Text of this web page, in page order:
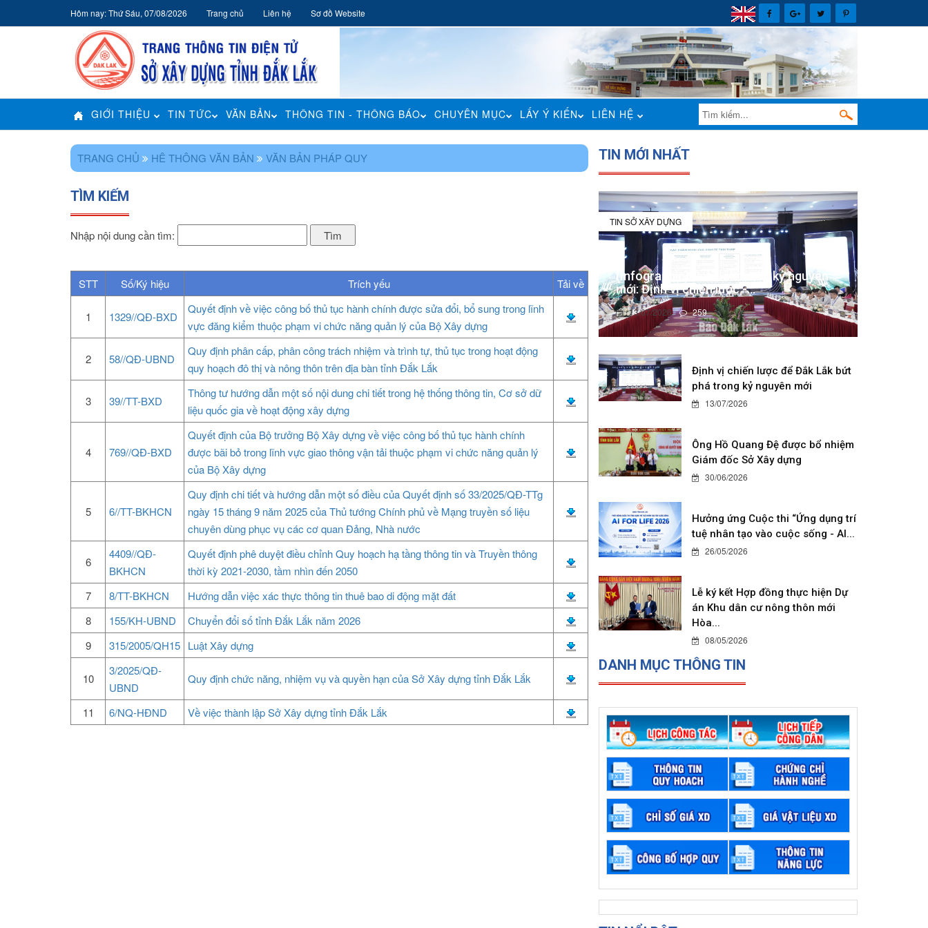
Hôm nay: Thứ Sáu, 07/08/2026 Trang chủ Liên hệ Sơ đồ Website
GIỚI THIỆU TIN TỨC VĂN BẢN THÔNG TIN - THÔNG BÁO CHUYÊN MỤC LẤY Ý KIẾN LIÊN HỆ
TRANG CHỦ HÊ THÔNG VĂN BẢN VĂN BẢN PHÁP QUY
TÌM KIẾM
Nhập nội dung cần tìm:
STT Số/Ký hiệu Trích yếu Tải về
1 1329//QĐ-BXD
Quyết định về việc công bố thủ tục hành chính được sửa đổi, bổ sung trong lĩnh
vực đăng kiểm thuộc phạm vi chức năng quản lý của Bộ Xây dựng
2 58//QĐ-UBND
Quy định phân cấp, phân công trách nhiệm và trình tự, thủ tục trong hoạt động
quy hoạch đô thị và nông thôn trên địa bàn tỉnh Đắk Lắk
3 39//TT-BXD
Thông tư hướng dẫn một số nội dung chi tiết trong hệ thống thông tin, Cơ sở dữ
liệu quốc gia về hoạt động xây dựng
4 769//QĐ-BXD
Quyết định của Bộ trưởng Bộ Xây dựng về việc công bố thủ tục hành chính
được bãi bỏ trong lĩnh vực giao thông vận tải thuộc phạm vi chức năng quản lý
của Bộ Xây dựng
5 6//TT-BKHCN
Quy định chi tiết và hướng dẫn một số điều của Quyết định số 33/2025/QĐ-TTg
ngày 15 tháng 9 năm 2025 của Thủ tướng Chính phủ về Mạng truyền số liệu
chuyên dùng phục vụ các cơ quan Đảng, Nhà nước
6
4409//QĐ-
BKHCN
Quyết định phê duyệt điều chỉnh Quy hoạch hạ tầng thông tin và Truyền thông
thời kỳ 2021-2030, tầm nhìn đến 2050
7
8/TT-BKHCN
Hướng dẫn việc xác thực thông tin thuê bao di động mặt đất
8
155/KH-UBND
Chuyển đổi số tỉnh Đắk Lắk năm 2026
9
315/2005/QH15 Luật Xây dựng
10
3/2025/QĐ-
UBND
Quy định chức năng, nhiệm vụ và quyền hạn của Sở Xây dựng tỉnh Đắk Lắk
11 6/NQ-HĐND Về việc thành lập Sở Xây dựng tỉnh Đắk Lắk
TIN MỚI NHẤT
TIN SỞ XÂY DỰNG
(Infographic) Đắk Lắk trong kỷ nguyên
mới: Định vị chiến lược -...
13/07/2026 259
Định vị chiến lược để Đắk Lắk bứt
phá trong kỷ nguyên mới
13/07/2026
Ông Hồ Quang Đệ được bổ nhiệm
Giám đốc Sở Xây dựng
30/06/2026
Hưởng ứng Cuộc thi “Ứng dụng trí
tuệ nhân tạo vào cuộc sống - AI...
26/05/2026
Lễ ký kết Hợp đồng thực hiện Dự
án Khu dân cư nông thôn mới
Hòa...
08/05/2026
DANH MỤC THÔNG TIN